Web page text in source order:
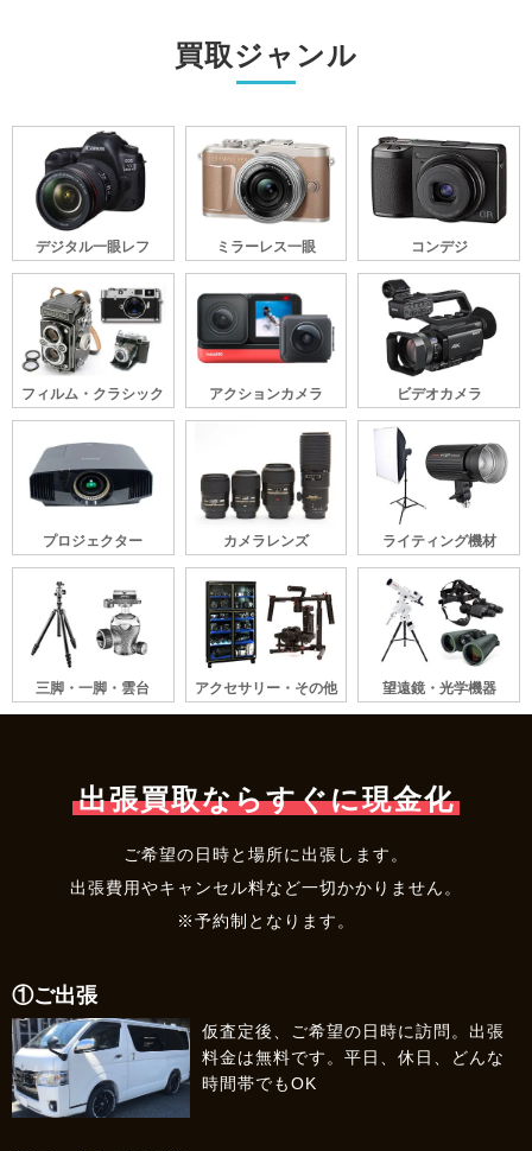
買取ジャンル
デジタル一眼レフ ミラーレス一眼 コンデジ
フィルム・クラシック アクションカメラ ビデオカメラ
プロジェクター カメラレンズ ライティング機材
三脚・一脚・雲台 アクセサリー・その他 望遠鏡・光学機器
出張買取ならすぐに現金化
ご希望の日時と場所に出張します。
出張費用やキャンセル料など一切かかりません。
※予約制となります。
①ご出張
仮査定後、ご希望の日時に訪問。出張
料金は無料です。平日、休日、どんな
時間帯でもOK